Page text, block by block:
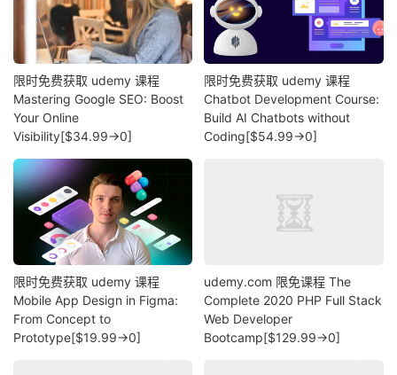
限时免费获取 udemy 课程
Mastering Google SEO: Boost
Your Online
Visibility[$34.99→0]
限时免费获取 udemy 课程
Chatbot Development Course:
Build AI Chatbots without
Coding[$54.99→0]
限时免费获取 udemy 课程
Mobile App Design in Figma:
From Concept to
Prototype[$19.99→0]
udemy.com 限免课程 The
Complete 2020 PHP Full Stack
Web Developer
Bootcamp[$129.99→0]